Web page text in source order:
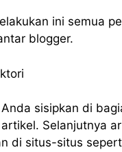
ini semua
blogger.
sisipkan di
Selanjutnya
di situs-situs